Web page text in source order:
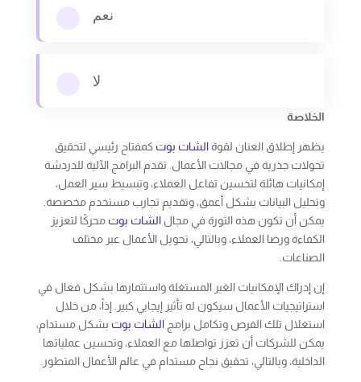
نعم
لا
الخلاصة
يظهر إطلاق العنان لقوةالشات بوت كمفتاح رئيسي لتحقيق
تحولات جذرية في مجالات الأعمال. تقدم البرامج الآلية للدردشة
إمكانيات هائلة لتحسين تفاعل العملاء، وتبسيط سير العمل،
وتحليل البيانات بشكل أعمق، وتقديم تجارب مستخدم مخصصة.
يمكن أن تكون هذه الثورة في مجال الشات بوت محركًا لتعزيز
الكفاءة ورضا العملاء، وبالتالي، تحويل الأعمال عبر مختلف
الصناعات.
إن إدراك الإمكانيات الغير المستغلة واستثمارها بشكل فعال في
استراتيجيات الأعمال سيكون له تأثير إيجابي كبير. إذاً، من خلال
استغلال تلك الفرص وتكامل برامج الشات بوت بشكل مستدام،
يمكن للشركات أن تعزز تواصلها مع العملاء، وتحسين عملياتها
الداخلية، وبالتالي، تحقيق نجاح مستدام في عالم الأعمال المتطور.